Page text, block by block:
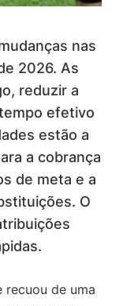
nas
2026. As
reduzir a
efetivo
estão a
a cobrança
de meta e a
O
recuou de uma